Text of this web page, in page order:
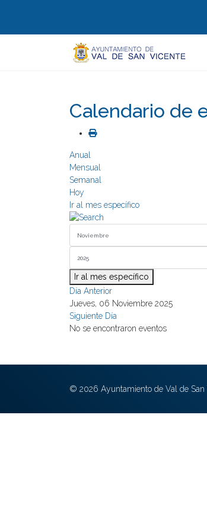
Calendario de
Anual
Mensual
Semanal
Hoy
Ir al mes específico
Ir al mes específico
Día Anterior
Jueves, 06 Noviembre 2025
Siguiente Día
No se encontraron eventos
© 2026 Ayuntamiento de Val de San